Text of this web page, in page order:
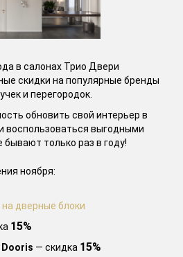
в салонах Трио Двери
скидки на популярные бренды
и перегородок.
обновить свой интерьер в
воспользоваться выгодными
только раз в году!
ноября:
на дверные блоки
15%
— скидка 15%